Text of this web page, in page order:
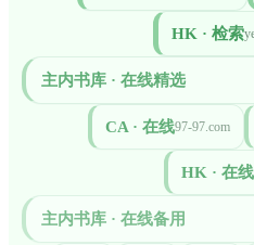
HK · 检索
主内书库 · 在线精选
CA · 在线97-97.com
HK · 在线
主内书库 · 在线备用